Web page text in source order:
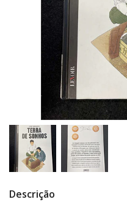
Descrição